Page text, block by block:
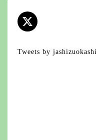
Tweets by jashizuokashi